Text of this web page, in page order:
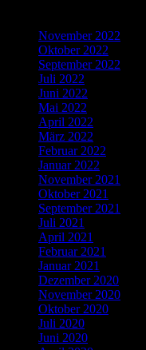
November 2022
Oktober 2022
September 2022
Juli 2022
Juni 2022
Mai 2022
April 2022
März 2022
Februar 2022
Januar 2022
November 2021
Oktober 2021
September 2021
Juli 2021
April 2021
Februar 2021
Januar 2021
Dezember 2020
November 2020
Oktober 2020
Juli 2020
Juni 2020